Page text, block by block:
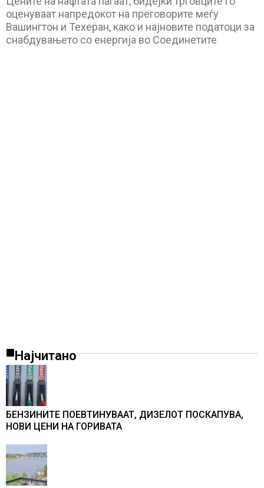
оценуваат напредокот на преговорите меѓу
Вашингтон и Техеран, како и најновите податоци за
снабдувањето со енергија во Соединетите
Најчитано
БЕНЗИНИТЕ ПОЕВТИНУВААТ, ДИЗЕЛОТ ПОСКАПУВА,
НОВИ ЦЕНИ НА ГОРИВАТА